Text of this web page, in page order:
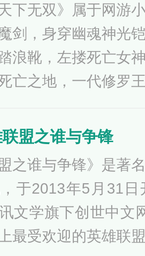
。不同的性格，身份
角在距离，关系，
的磨擦，从而达到
天下无双》属于网游
剑，身穿幽魂神光
浪靴，左搂死亡女
亡之地，一代修罗
纵横天下》，第
叶从《极品菜鸟》
笔流畅，行云流水，
思想积极，《网游
中不经意提到的网
叹为观止。
盟之谁与争锋
盟之谁与争锋》是著
于2013年5月31
文学旗下创世中文
最受欢迎的英雄联